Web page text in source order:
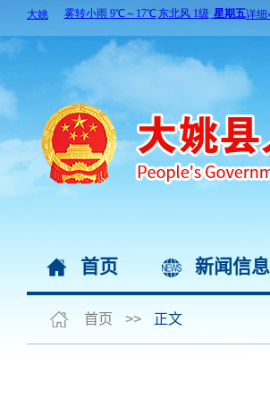
首页 新闻信息
首页 >> 正文